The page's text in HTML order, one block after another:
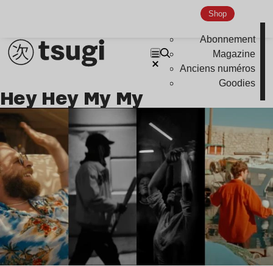
Shop
Abonnement
Magazine
Anciens numéros
Goodies
Hey Hey My My